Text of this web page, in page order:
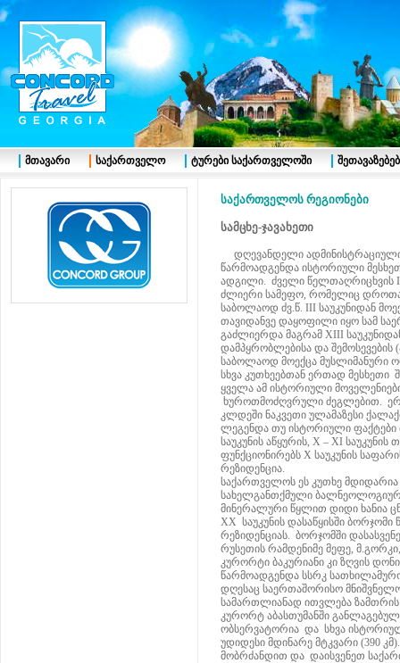
საქართველოს რეგიონები
სამცხე-ჯავახეთი
დღევანდელი ადმინისტრაციული
წარმოადგენდა ისტორიული
ადგილი. ძველი წელთაღრიცხვის
ძლიერი სამეფო, რომელიც დროთა
საბოლაოდ ძვ.წ. III საუკუნიდან
თავიდანვე დაყოფილი იყო სამ
გაძლიერდა მაგრამ XIII
დამპყრობლებისა და შემოსევების
საბოლაოდ მოექცა მუსლიმანური
სხვა კუთხეებთან ერთად მესხეთი
ყველა ამ ისტორიული
ხუროთმოძღვრული ძეგლებით. ერთ
კლდეში ნაკვეთი ულამაზესი
ლეგენდა თუ ისტორიული ფაქტები
საუკუნის აწყურის, X – XI
ფუნქციონირებს X საუკუნის
რეზიდენცია.
საქართველოს ეს კუთხე
სახელგანთქმული
მინერალური წყლით დიდი ხანია
XX საუკუნის დასაწყისში
რეზიდენციას. ბორჯომში
რუსეთის რამდენიმე მეფე,
კურორტი ბაკურიანი კი ზღვის
წარმოადგენდა სსრკ
დღესაც საერთაშორისო
სამართლიანად ითვლება
კურორტ აბასთუმანში
ობსერვატორია და სხვა
უდიდესი მდინარე მტკვარი (390 კმ).
მობრძანდით და დაისვენეთ
მთავარი საქართველო ტურები საქართველოში